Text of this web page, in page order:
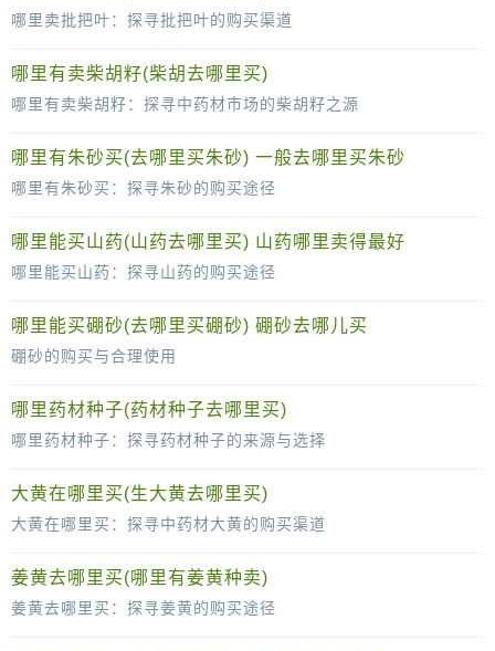
哪里卖批把叶：探寻批把叶的购买渠道
哪里有卖柴胡籽(柴胡去哪里买)
哪里有卖柴胡籽：探寻中药材市场的柴胡籽之源
哪里有朱砂买(去哪里买朱砂) 一般去哪里买朱砂
哪里有朱砂买：探寻朱砂的购买途径
哪里能买山药(山药去哪里买) 山药哪里卖得最好
哪里能买山药：探寻山药的购买途径
哪里能买硼砂(去哪里买硼砂) 硼砂去哪儿买
硼砂的购买与合理使用
首先，需要明确的
哪里药材种子(药材种子去哪里买)
哪里药材种子：探寻药材种子的来源与选择
大黄在哪里买(生大黄去哪里买)
大黄在哪里买：探寻中药材大黄的购买渠道
姜黄去哪里买(哪里有姜黄种卖)
姜黄去哪里买：探寻姜黄的购买途径